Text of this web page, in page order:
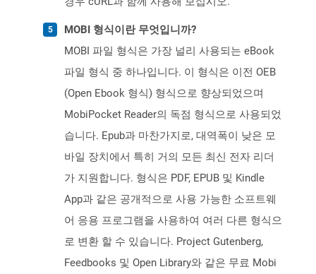
MOBI 형식이란 무엇입니까?
MOBI 파일 형식은 가장 널리 사용되는 eBook
파일 형식 중 하나입니다. 이 형식은 이전 OEB
(Open Ebook 형식) 형식으로 향상되었으며
MobiPocket Reader의 독점 형식으로 사용되었
습니다. Epub과 마찬가지로, 대역폭이 낮은 모
바일 장치에서 특히 거의 모든 최신 전자 리더
가 지원합니다. 형식은 PDF, EPUB 및 Kindle
App과 같은 공개적으로 사용 가능한 소프트웨
어 응용 프로그램을 사용하여 여러 다른 형식으
로 변환 할 수 있습니다. Project Gutenberg,
Feedbooks 및 Open Library와 같은 무료 Mobi